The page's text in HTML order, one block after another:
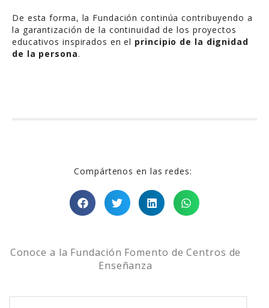
De esta forma, la Fundación continúa contribuyendo a
la garantización de la continuidad de los proyectos
educativos inspirados en el principio de la dignidad
de la persona.
Compártenos en las redes:
Conoce a la Fundación Fomento de Centros de
Enseñanza